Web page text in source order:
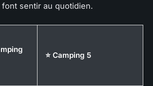
sentir au quotidien.
⭐ Camping 5